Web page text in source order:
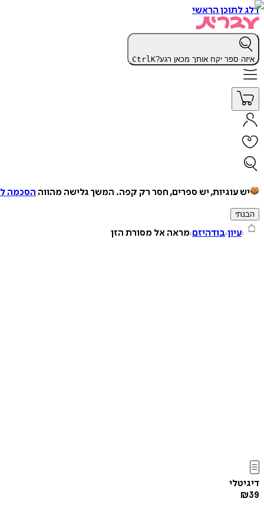
דלג לתוכן הראשי
איזה ספר יקח אותך מכאן רגע? CtrlK
יש עוגיות, יש ספרים, חסר רק קפה. המשך גלישה מהווה הסכמה
הבנתי
עיון בודהיזם מראה אל מסורת הזן
דיגיטלי
₪39